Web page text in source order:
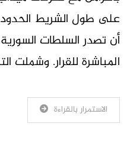
على طول الشريط
أن تصدر السلطات
المباشرة للقرار. وشملت
الاستمرار بالقراءة